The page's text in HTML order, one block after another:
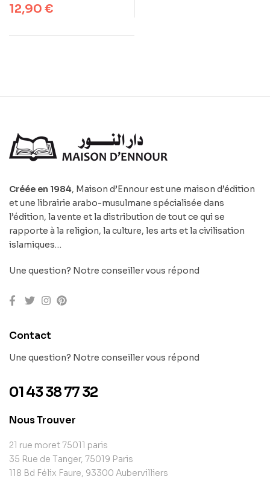
12,90 €
Créée en 1984, Maison d’Ennour est une maison d’édition
et une librairie arabo-musulmane spécialisée dans
l’édition, la vente et la distribution de tout ce qui se
rapporte à la religion, la culture, les arts et la civilisation
islamiques…
Une question? Notre conseiller vous répond
Contact
Une question? Notre conseiller vous répond
01 43 38 77 32
Nous Trouver
21 rue moret 75011 paris
35 Rue de Tanger, 75019 Paris
118 Bd Félix Faure, 93300 Aubervilliers